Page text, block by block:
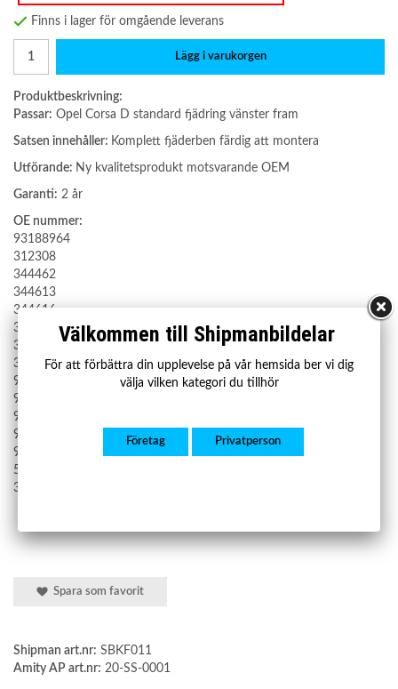
Finns i lager för omgående leverans
Lägg i varukorgen
Produktbeskrivning:
Passar: Opel Corsa D standard fjädring vänster fram
Satsen innehåller: Komplett fjäderben färdig att montera
Utförande: Ny kvalitetsprodukt motsvarande OEM
Garanti: 2 år
OE nummer:
93188964
312308
344462
344613
344616
344654
344659
344661
93188949
93188953
93188955
93195845
95507189
55703313
344653
Spara som favorit
Shipman art.nr: SBKF011
Amity AP art.nr: 20-SS-0001
Välkommen till Shipmanbildelar
För att förbättra din upplevelse på vår hemsida ber vi dig
välja vilken kategori du tillhör
Företag Privatperson